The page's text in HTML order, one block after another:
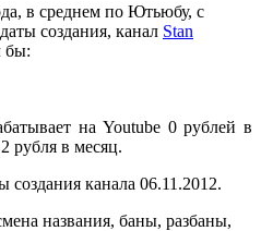
в среднем по Ютьюбу, с
создания, канал Stan
бы:
на Youtube 0 рублей в
рубля в месяц.
создания канала 06.11.2012.
названия, баны, разбаны,